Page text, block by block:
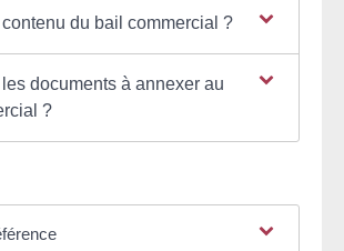
du bail commercial ?
documents à annexer au
?